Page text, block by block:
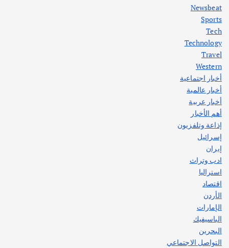
أهم الأخبار
اختتام ورشة السينوغرافيا في مدينة كلباء الاماراتية
أغسطس 3, 2026
Newsbeat
Sports
Tech
Technology
Travel
Western
أخبار اجتماعية
أخبار عالمية
أخبار عربية
أهم الأخبار
إذاعة وتلفزيون
إسرائيل
إيران
ادب وتراث
استراليا
اقتصاد
الأردن
الإمارات
الباسيفيك
البحرين
التواصل الاجتماعي